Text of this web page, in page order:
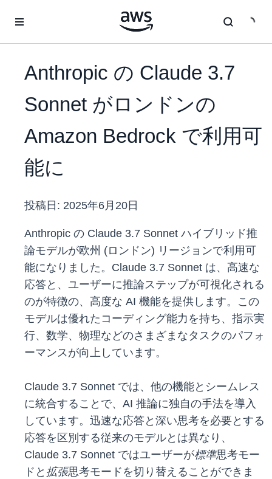
Anthropic の Claude 3.7
Sonnet がロンドンの
Amazon Bedrock で利用可
能に
投稿日: 2025年6月20日
Anthropic の Claude 3.7 Sonnet ハイブリッド推
論モデルが欧州 (ロンドン) リージョンで利用可
能になりました。Claude 3.7 Sonnet は、高速な
応答と、ユーザーに推論ステップが可視化される
のが特徴の、高度な AI 機能を提供します。この
モデルは優れたコーディング能力を持ち、指示実
行、数学、物理などのさまざまなタスクのパフォ
ーマンスが向上しています。
Claude 3.7 Sonnet では、他の機能とシームレス
に統合することで、AI 推論に独自の手法を導入
しています。迅速な応答と深い思考を必要とする
応答を区別する従来のモデルとは異なり、
Claude 3.7 Sonnet ではユーザーが標準思考モー
ドと 拡張思考モードを切り替えることができま